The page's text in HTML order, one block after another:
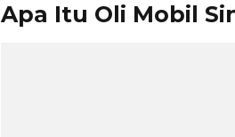
Apa Itu Oli Mobil